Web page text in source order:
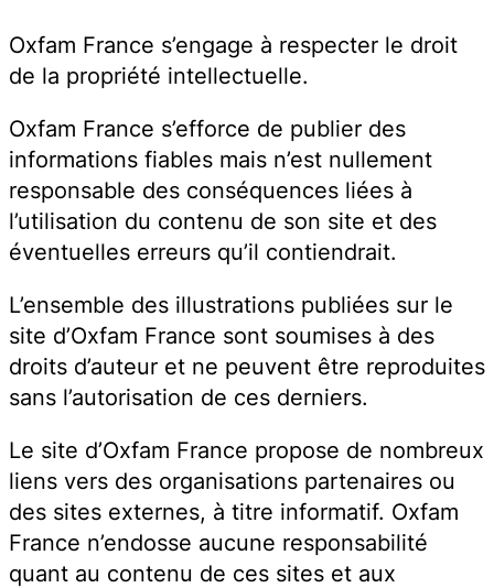
Oxfam France s’engage à respecter le droit
de la propriété intellectuelle.
Oxfam France s’efforce de publier des
informations fiables mais n’est nullement
responsable des conséquences liées à
l’utilisation du contenu de son site et des
éventuelles erreurs qu’il contiendrait.
L’ensemble des illustrations publiées sur le
site d’Oxfam France sont soumises à des
droits d’auteur et ne peuvent être reproduites
sans l’autorisation de ces derniers.
Le site d’Oxfam France propose de nombreux
liens vers des organisations partenaires ou
des sites externes, à titre informatif. Oxfam
France n’endosse aucune responsabilité
quant au contenu de ces sites et aux